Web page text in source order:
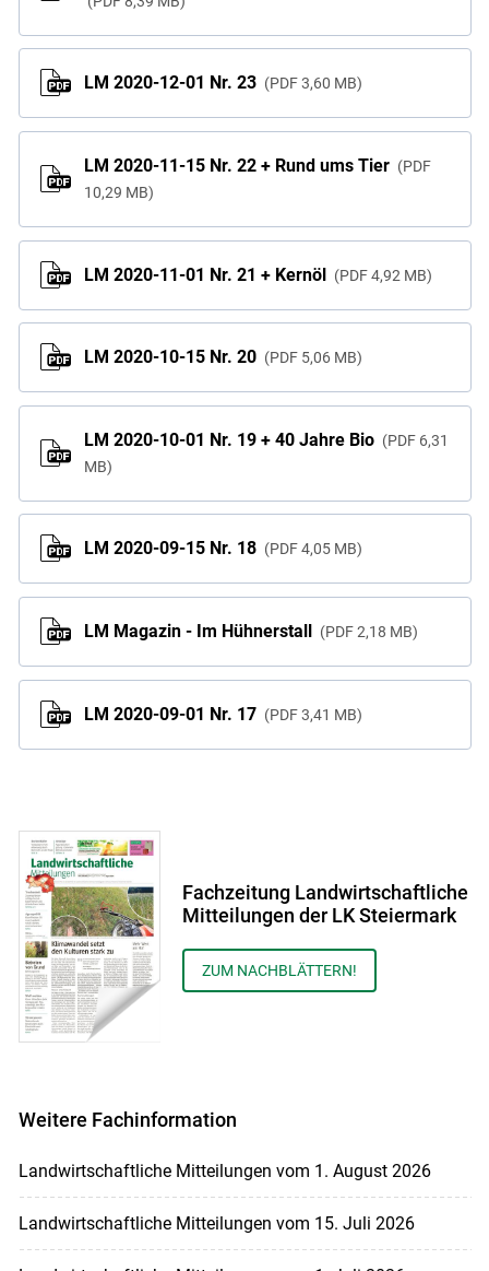
LM 2020-12-01 Nr. 23 PDF 3,60 MB
LM 2020-11-15 Nr. 22 + Rund ums Tier
PDF
10,29 MB
LM 2020-11-01 Nr. 21 + Kernöl PDF 4,92 MB
LM 2020-10-15 Nr. 20 PDF 5,06 MB
LM 2020-10-01 Nr. 19 + 40 Jahre Bio PDF 6,31
MB
LM 2020-09-15 Nr. 18 PDF 4,05 MB
LM Magazin - Im Hühnerstall PDF 2,18 MB
LM 2020-09-01 Nr. 17 PDF 3,41 MB
Fachzeitung Landwirtschaftliche
Mitteilungen der LK Steiermark
ZUM NACHBLÄTTERN!
Weitere Fachinformation
Landwirtschaftliche Mitteilungen vom 1. August 2026
Landwirtschaftliche Mitteilungen vom 15. Juli 2026